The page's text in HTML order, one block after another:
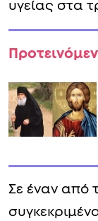
υγείας στα
Σε έναν από